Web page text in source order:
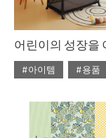
#아이템
#용품
#ISSUE254